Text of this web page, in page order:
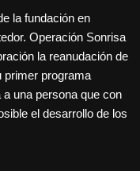
la fundación en
Operación Sonrisa
la reanudación de
primer programa
una persona que con
el desarrollo de los